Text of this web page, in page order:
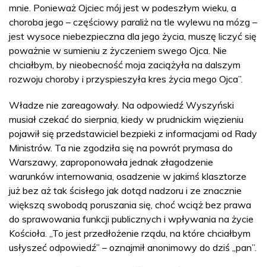
mnie. Ponieważ Ojciec mój jest w podeszłym wieku, a
choroba jego – częściowy paraliż na tle wylewu na mózg –
jest wysoce niebezpieczna dla jego życia, muszę liczyć się
poważnie w sumieniu z życzeniem swego Ojca. Nie
chciałbym, by nieobecność moja zaciążyła na dalszym
rozwoju choroby i przyspieszyła kres życia mego Ojca”.
Władze nie zareagowały. Na odpowiedź Wyszyński
musiał czekać do sierpnia, kiedy w prudnickim więzieniu
pojawił się przedstawiciel bezpieki z informacjami od Rady
Ministrów. Ta nie zgodziła się na powrót prymasa do
Warszawy, zaproponowała jednak złagodzenie
warunków internowania, osadzenie w jakimś klasztorze
już bez aż tak ścisłego jak dotąd nadzoru i ze znacznie
większą swobodą poruszania się, choć wciąż bez prawa
do sprawowania funkcji publicznych i wpływania na życie
Kościoła. „To jest przedłożenie rządu, na które chciałbym
usłyszeć odpowiedź” – oznajmił anonimowy do dziś „pan”.